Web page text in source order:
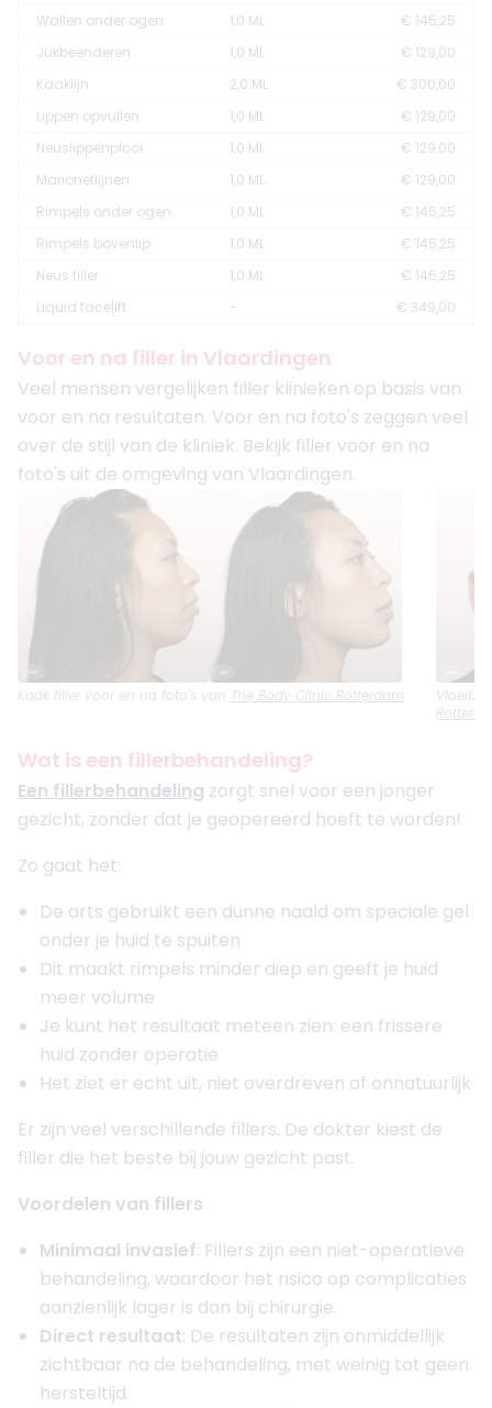
Wallen onder ogen 1,0 ML
€ 145,25
Jukbeenderen
1,0 ML
€ 129,00
Kaaklijn
2,0 ML
€ 300,00
Lippen opvullen
1,0 ML
€ 129,00
Neuslippenplooi
1,0 ML
€ 129,00
Marionetlijnen
1,0 ML
€ 129,00
Rimpels onder ogen
1,0 ML
€ 145,25
Rimpels bovenlip
1,0 ML
€ 145,25
Neus filler
1,0 ML
€ 145,25
Liquid facelift
- € 349,00
Voor en na filler in Vlaardingen
Veel mensen vergelijken filler klinieken op basis van
voor en na resultaten. Voor en na foto's zeggen veel
over de stijl van de kliniek. Bekijk filler voor en na
foto's uit de omgeving van Vlaardingen.
Kaak filler voor en na foto's van The Body Clinic Rotterdam
Wat is een fillerbehandeling?
Een fillerbehandeling zorgt snel voor een jonger
gezicht, zonder dat je geopereerd hoeft te worden!
Zo gaat het:
De arts gebruikt een dunne naald om speciale gel
onder je huid te spuiten
Dit maakt rimpels minder diep en geeft je huid
meer volume
Je kunt het resultaat meteen zien: een frissere
huid zonder operatie
Het ziet er echt uit, niet overdreven of onnatuurlijk
Er zijn veel verschillende fillers. De dokter kiest de
filler die het beste bij jouw gezicht past.
Voordelen van fillers
Minimaal invasief: Fillers zijn een niet-operatieve
behandeling, waardoor het risico op complicaties
aanzienlijk lager is dan bij chirurgie.
Direct resultaat: De resultaten zijn onmiddellijk
zichtbaar na de behandeling, met weinig tot geen
hersteltijd.